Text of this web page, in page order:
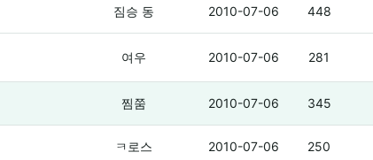
짐승 동 2010-07-06 448
여우 2010-07-06 281
찜쭘 2010-07-06 345
ㅋ로스 2010-07-06 250